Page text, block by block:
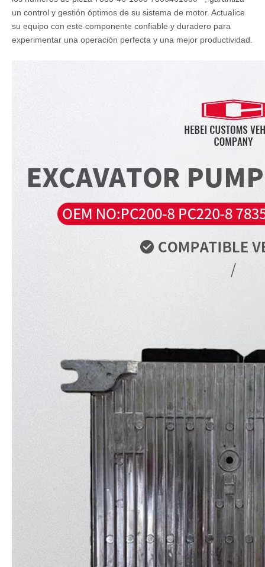
un control y gestión óptimos de su sistema de motor. Actualice
su equipo con este componente confiable y duradero para
experimentar una operación perfecta y una mejor productividad.